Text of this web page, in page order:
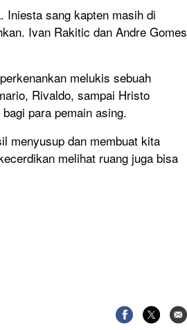
Iniesta sang kapten masih di
Ivan Rakitic dan Andre Gomes
melukis sebuah
Rivaldo, sampai Hristo
para pemain asing.
menyusup dan membuat kita
melihat ruang juga bisa